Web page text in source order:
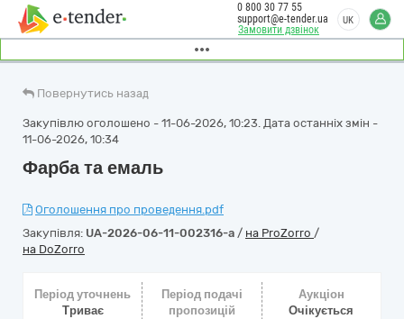
Замовити дзвінок
0 800 30 77 55
support@e-tender.ua
UK
Повернутись назад
Закупівлю оголошено - 11-06-2026, 10:23. Дата останніх змін -
11-06-2026, 10:34
Фарба та емаль
Оголошення про проведення.pdf
Закупівля: UA-2026-06-11-002316-a / на ProZorro /
на DoZorro
Період уточнень
Триває
Період подачі
пропозицій
Аукціон
Очікується